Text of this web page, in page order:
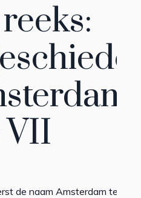
VII
de naam Amsterdam te